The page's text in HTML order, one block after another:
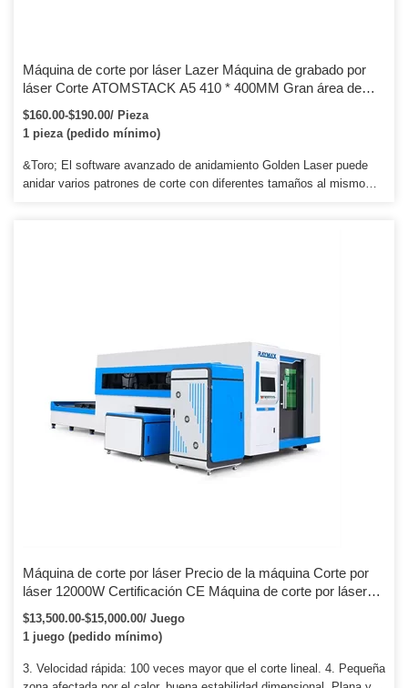
Máquina de corte por láser Lazer Máquina de grabado por
láser Corte ATOMSTACK A5 410 * 400MM Gran área de
trabajo 20w Grabador láser CNC de alta potencia Máquina
de corte por grabado Lazer
$160.00-$190.00/ Pieza
1 pieza (pedido mínimo)
&Toro; El software avanzado de anidamiento Golden Laser puede
anidar varios patrones de corte con diferentes tamaños al mismo
Máquina de corte por láser Precio de la máquina Corte por
láser 12000W Certificación CE Máquina de corte por láser
CNC automática con 3 ejes
$13,500.00-$15,000.00/ Juego
1 juego (pedido mínimo)
3. Velocidad rápida: 100 veces mayor que el corte lineal. 4. Pequeña